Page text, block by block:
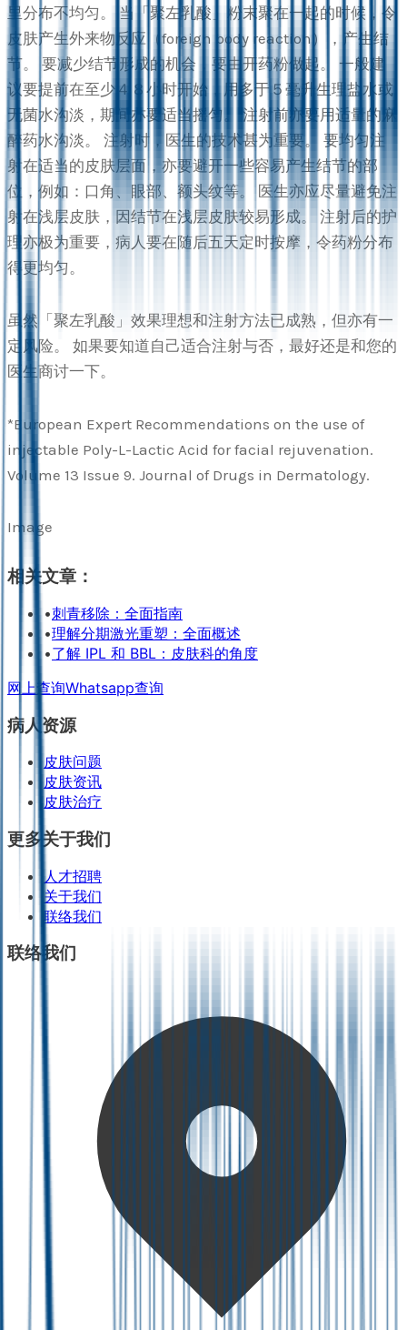
里分布不均匀。 当「聚左乳酸」粉末聚在一起的时候，令
皮肤产生外来物反应（foreign body reaction），产生结
节。 要减少结节形成的机会，要由开药粉做起。 一般建
议要提前在至少４８小时开始，用多于５毫升生理盐水或
无菌水沟淡，期间亦要适当摇匀。 注射前亦要用适量的麻
醉药水沟淡。 注射时，医生的技术甚为重要。 要均匀注
射在适当的皮肤层面，亦要避开一些容易产生结节的部
位，例如：口角、眼部、额头纹等。 医生亦应尽量避免注
射在浅层皮肤，因结节在浅层皮肤较易形成。 注射后的护
理亦极为重要，病人要在随后五天定时按摩，令药粉分布
得更均匀。
虽然「聚左乳酸」效果理想和注射方法已成熟，但亦有一
定风险。 如果要知道自己适合注射与否，最好还是和您的
医生商讨一下。
*European Expert Recommendations on the use of
injectable Poly-L-Lactic Acid for facial rejuvenation.
Volume 13 Issue 9. Journal of Drugs in Dermatology.
Image
相关文章：
•刺青移除：全面指南
•理解分期激光重塑：全面概述
•了解 IPL 和 BBL：皮肤科的角度
网上查询Whatsapp查询
病人资源
皮肤问题
皮肤资讯
皮肤治疗
更多关于我们
人才招聘
关于我们
联络我们
联络我们